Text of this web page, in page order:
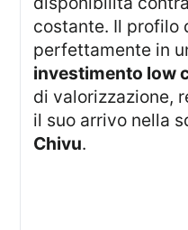
costante. Il profilo
perfettamente in
investimento low
di valorizzazione,
il suo arrivo nella
Chivu.